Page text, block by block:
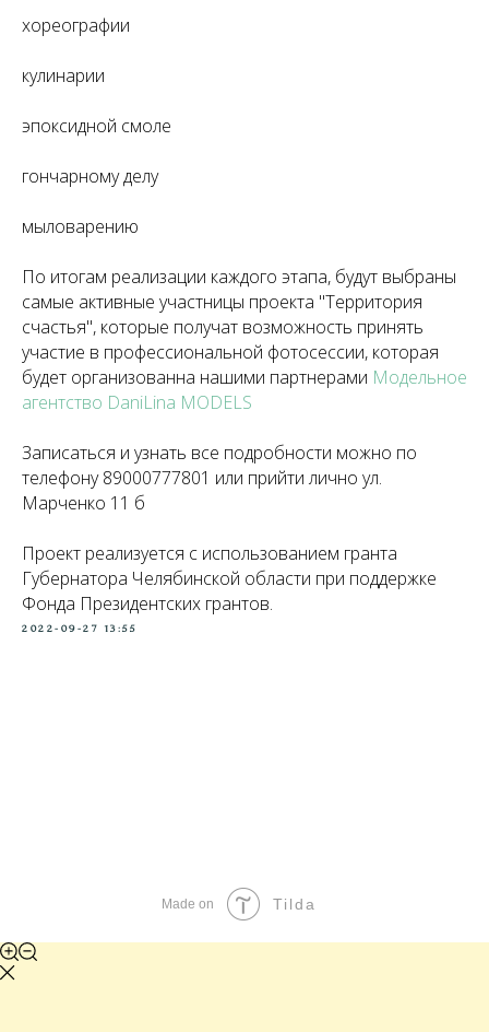
хореографии
кулинарии
эпоксидной смоле
гончарному делу
мыловарению
По итогам реализации каждого этапа, будут выбраны
самые активные участницы проекта "Территория
счастья", которые получат возможность принять
участие в профессиональной фотосессии, которая
будет организованна нашими партнерами Модельное
агентство DaniLina MODELS
Записаться и узнать все подробности можно по
телефону 89000777801 или прийти лично ул.
Марченко 11 б
Проект реализуется с использованием гранта
Губернатора Челябинской области при поддержке
Фонда Президентских грантов.
2022-09-27 13:55
Made on Tilda